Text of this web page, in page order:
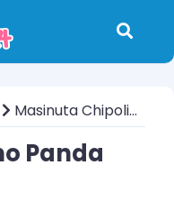
Masinuta Chipolino Panda pink
Panda